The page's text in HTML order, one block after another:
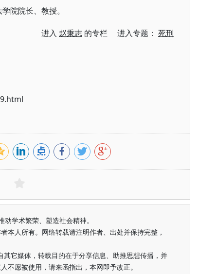
院院长、教授。
进入 赵秉志 的专栏 进入专题： 死刑
学术繁荣、塑造社会精神。
本人所有。网络转载请注明作者、出处并保持完整，
其它媒体，转载目的在于分享信息、助推思想传播，并
不愿被使用，请来函指出，本网即予改正。